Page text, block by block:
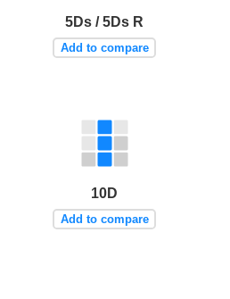
5Ds / 5Ds R
Add to compare
10D
Add to compare